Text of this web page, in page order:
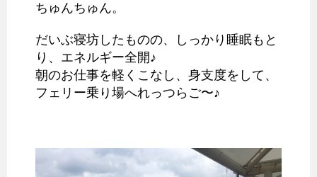
ちゅんちゅん。
だいぶ寝坊したものの、しっかり睡眠もと
り、エネルギー全開♪
朝のお仕事を軽くこなし、身支度をして、
フェリー乗り場へれっつらご〜♪